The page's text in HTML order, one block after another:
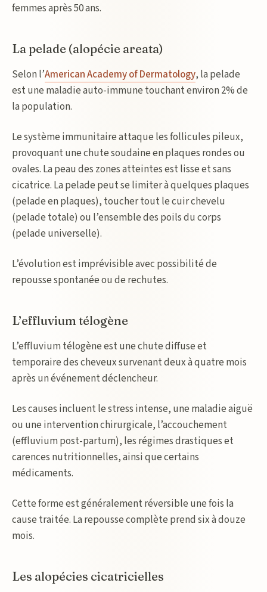
femmes après 50 ans.
La pelade (alopécie areata)
Selon l’American Academy of Dermatology, la pelade
est une maladie auto-immune touchant environ 2% de
la population.
Le système immunitaire attaque les follicules pileux,
provoquant une chute soudaine en plaques rondes ou
ovales. La peau des zones atteintes est lisse et sans
cicatrice. La pelade peut se limiter à quelques plaques
(pelade en plaques), toucher tout le cuir chevelu
(pelade totale) ou l’ensemble des poils du corps
(pelade universelle).
L’évolution est imprévisible avec possibilité de
repousse spontanée ou de rechutes.
L’effluvium télogène
L’effluvium télogène est une chute diffuse et
temporaire des cheveux survenant deux à quatre mois
après un événement déclencheur.
Les causes incluent le stress intense, une maladie aiguë
ou une intervention chirurgicale, l’accouchement
(effluvium post-partum), les régimes drastiques et
carences nutritionnelles, ainsi que certains
médicaments.
Cette forme est généralement réversible une fois la
cause traitée. La repousse complète prend six à douze
mois.
Les alopécies cicatricielles